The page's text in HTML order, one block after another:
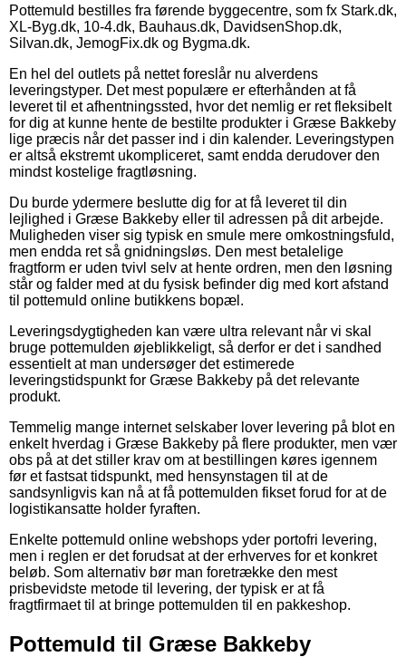
Pottemuld bestilles fra førende byggecentre, som fx Stark.dk,
XL-Byg.dk, 10-4.dk, Bauhaus.dk, DavidsenShop.dk,
Silvan.dk, JemogFix.dk og Bygma.dk.
En hel del outlets på nettet foreslår nu alverdens
leveringstyper. Det mest populære er efterhånden at få
leveret til et afhentningssted, hvor det nemlig er ret fleksibelt
for dig at kunne hente de bestilte produkter i Græse Bakkeby
lige præcis når det passer ind i din kalender. Leveringstypen
er altså ekstremt ukompliceret, samt endda derudover den
mindst kostelige fragtløsning.
Du burde ydermere beslutte dig for at få leveret til din
lejlighed i Græse Bakkeby eller til adressen på dit arbejde.
Muligheden viser sig typisk en smule mere omkostningsfuld,
men endda ret så gnidningsløs. Den mest betalelige
fragtform er uden tvivl selv at hente ordren, men den løsning
står og falder med at du fysisk befinder dig med kort afstand
til pottemuld online butikkens bopæl.
Leveringsdygtigheden kan være ultra relevant når vi skal
bruge pottemulden øjeblikkeligt, så derfor er det i sandhed
essentielt at man undersøger det estimerede
leveringstidspunkt for Græse Bakkeby på det relevante
produkt.
Temmelig mange internet selskaber lover levering på blot en
enkelt hverdag i Græse Bakkeby på flere produkter, men vær
obs på at det stiller krav om at bestillingen køres igennem
før et fastsat tidspunkt, med hensynstagen til at de
sandsynligvis kan nå at få pottemulden fikset forud for at de
logistikansatte holder fyraften.
Enkelte pottemuld online webshops yder portofri levering,
men i reglen er det forudsat at der erhverves for et konkret
beløb. Som alternativ bør man foretrække den mest
prisbevidste metode til levering, der typisk er at få
fragtfirmaet til at bringe pottemulden til en pakkeshop.
Pottemuld til Græse Bakkeby